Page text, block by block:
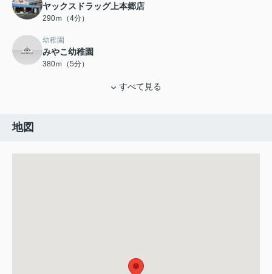
ヤックスドラッグ上本郷店
290ｍ（4分）
幼稚園
みやこ幼稚園
380ｍ（5分）
すべて見る
地図